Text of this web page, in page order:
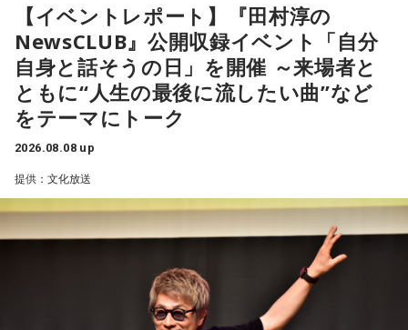
に必要なことについて考えてみましょう。ラッキーアイテム
はコーヒー。
【10位】獅子座（しし座）
内省がテーマの日です。今日はこれまでを振り返って色々な
ことを見直してみましょう。スマホのデータの整理をした
り、不要に感じるものは手放してみるのもおすすめです。
【11位】水瓶座（みずがめ座）
日頃の疲れを癒しましょう。今日はマッサージを受けたり、
心と身体のメンテナンスを意識しましょう。たくさん睡眠を
取ってリフレッシュするのも良さそうです。
【12位】射手座（いて座）
心のモヤモヤが目立つような日です。今日は頑張らず、1人の
時間を大切にしたり、のんびり過ごす時間を持つようにしま
【2位】蟹座（かに座）
好調な運気で心地よく過ごせる1日となりそうです。直感が冴
えやすい運気なので、選択に迷った際は自分の直感を参考に
してみてください。
【3位】蠍座（さそり座）
学びや成長ができそうな1日です。今日は視野が広がりやすく
学びが深まりそうです。海外のことに目を向けたり、探究心
を大切に過ごしてみましょう。
【4位】山羊座（やぎ座）
対人運が好調です。今日は1対1のコミュニケーションが大切
な日。パートナーや大切な友人と深い話をしたり、普段は話
しづらい話題を取り上げてみたりするには良いタイミングで
【イベントレポート】『田村淳の
NewsCLUB』公開収録イベント「自分
自身と話そうの日」を開催 ～来場者と
ともに“人生の最後に流したい曲”など
をテーマにトーク
2026.08.08 up
提供：文化放送